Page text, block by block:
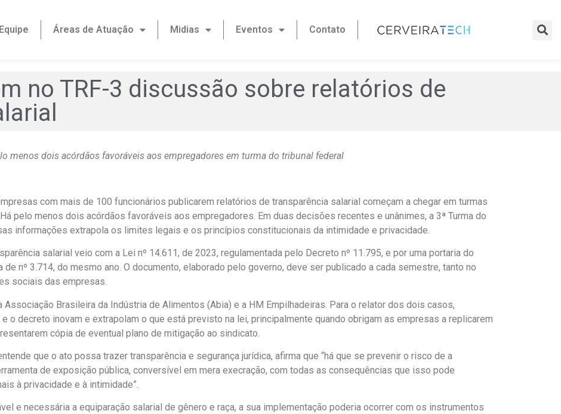
Equipe Áreas de Atuação Midias Eventos Contato
no TRF-3 discussão sobre relatórios de
menos dois acórdãos favoráveis aos empregadores em turma do tribunal federal
com mais de 100 funcionários publicarem relatórios de transparência salarial começam a chegar em turmas
pelo menos dois acórdãos favoráveis aos empregadores. Em duas decisões recentes e unânimes, a 3ª Turma do
informações extrapola os limites legais e os princípios constitucionais da intimidade e privacidade.
salarial veio com a Lei nº 14.611, de 2023, regulamentada pelo Decreto nº 11.795, e por uma portaria do
de nº 3.714, do mesmo ano. O documento, elaborado pelo governo, deve ser publicado a cada semestre, tanto no
sociais das empresas.
Brasileira da Indústria de Alimentos (Abia) e a HM Empilhadeiras. Para o relator dos dois casos,
o decreto inovam e extrapolam o que está previsto na lei, principalmente quando obrigam as empresas a replicarem
cópia de eventual plano de mitigação ao sindicato.
que o ato possa trazer transparência e segurança jurídica, afirma que “há que se prevenir o risco de a
de exposição pública, conversível em mera execração, com todas as consequências que isso pode
à privacidade e à intimidade”.
e necessária a equiparação salarial de gênero e raça, a sua implementação poderia ocorrer com os instrumentos